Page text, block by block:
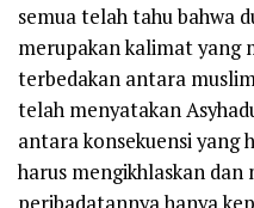
semua telah tahu bahwa
merupakan kalimat yang
terbedakan antara
telah menyatakan
antara konsekuensi yang
harus mengikhlaskan